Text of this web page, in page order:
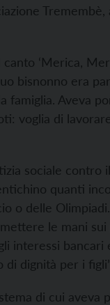
‘Merica,
bisnonno era
famiglia. Aveva
voglia di
sociale contro
quanti
o delle
le mani
interessi
dignità per i
di cui aveva